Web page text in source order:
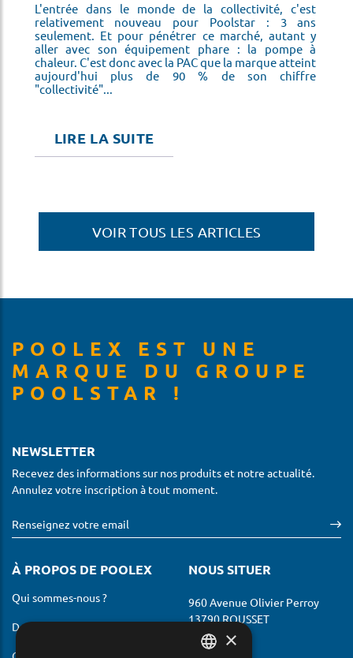
L'entrée dans le monde de la collectivité, c'est
relativement nouveau pour Poolstar : 3 ans
seulement. Et pour pénétrer ce marché, autant y
aller avec son équipement phare : la pompe à
chaleur. C'est donc avec la PAC que la marque atteint
aujourd'hui plus de 90 % de son chiffre
"collectivité"...
LIRE LA SUITE
VOIR TOUS LES ARTICLES
POOLEX EST UNE
MARQUE DU GROUPE
POOLSTAR !
NEWSLETTER
Recevez des informations sur nos produits et notre actualité.
Annulez votre inscription à tout moment.
À PROPOS DE POOLEX
Qui sommes-nous ?
Devenir revendeur
NOUS SITUER
960 Avenue Olivier Perroy
13790 ROUSSET
France
×